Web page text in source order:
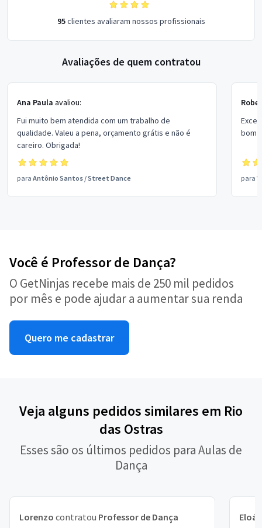
95clientes avaliaram nossos profissionais
Avaliações de quem contratou
Ana Paula avaliou:
Fui muito bem atendida com um trabalho de
qualidade. Valeu a pena, orçamento grátis e não é
careiro. Obrigada!
para Antônio Santos /Street Dance
bom
para
Você é Professor de Dança?
O GetNinjas recebe mais de 250 mil pedidos
por mês e pode ajudar a aumentar sua renda
Quero me cadastrar
Veja alguns pedidos similares em Rio
das Ostras
Esses são os últimos pedidos para Aulas de
Dança
Lorenzo contratou Professor de Dança Eloá